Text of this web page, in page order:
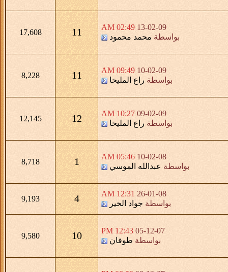
13-02-09
02:49 AM
بواسطة محمد محمود 11
17,608
10-02-09
09:49 AM
بواسطة راع المليحا 11
8,228
09-02-09
10:27 AM
بواسطة راع المليحا 12
12,145
10-02-08
05:46 AM
بواسطة عبدالله الموسي 1
8,718
26-01-08
12:31 AM
بواسطة جواد الخير 4
9,193
05-12-07
12:43 PM
بواسطة طوفان 10
9,580